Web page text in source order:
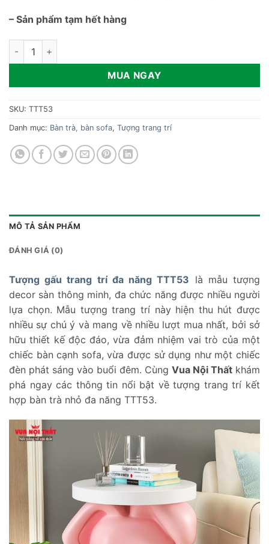
– Sản phẩm tạm hết hàng
Tượng gấu trang trí đa năng TTT53 số lượng
MUA NGAY
SKU: TTT53
Danh mục: Bàn trà, bàn sofa, Tượng trang trí
MÔ TẢ SẢN PHẨM
ĐÁNH GIÁ (0)
Tượng gấu trang trí đa năng TTT53 là mẫu tượng
decor sàn thông minh, đa chức năng được nhiều người
lựa chọn. Mẫu tượng trang trí này hiện thu hút được
nhiều sự chú ý và mang về nhiều lượt mua nhất, bởi sở
hữu thiết kế độc đáo, vừa đảm nhiệm vai trò của một
chiếc bàn cạnh sofa, vừa được sử dụng như một chiếc
đèn phát sáng vào buổi đêm. Cùng Vua Nội Thất khám
phá ngay các thông tin nổi bật về tượng trang trí kết
hợp bàn trà nhỏ đa năng TTT53.